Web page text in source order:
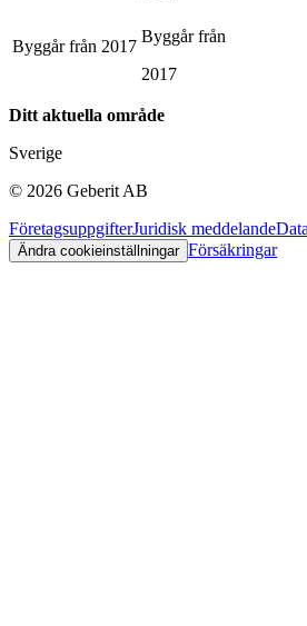
Byggår från 2017
Byggår från
2017
Ditt aktuella område
Sverige
© 2026 Geberit AB
FöretagsuppgifterJuridisk meddelande
Ändra cookieinställningar Försäkringar